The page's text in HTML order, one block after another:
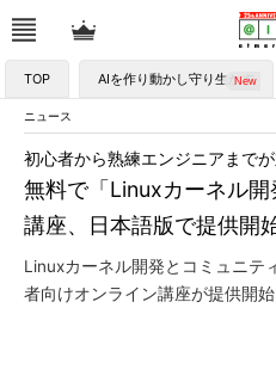
TOP AIを作り動かし守り生かす
ニュース
無料で「Linuxカーネル
講座、日本語版で提供開
初心者から熟練エンジニアまで
Linuxカーネル開発とコミュニテ
者向けオンライン講座が提供開始